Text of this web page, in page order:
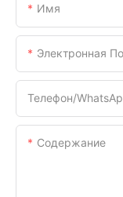
Имя
Электронная
Телефон/
Содержание